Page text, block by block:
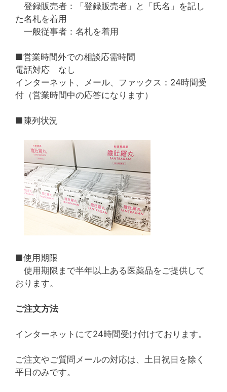
登録販売者：「登録販売者」と「氏名」を記し
た名札を着用
一般従事者：名札を着用
■営業時間外での相談応需時間
電話対応 なし
インターネット、メール、ファックス：24時間受
付（営業時間中の応答になります）
■陳列状況
■使用期限
使用期限まで半年以上ある医薬品をご提供して
おります。
ご注文方法
インターネットにて24時間受け付けております。
ご注文やご質問メールの対応は、土日祝日を除く
平日のみです。